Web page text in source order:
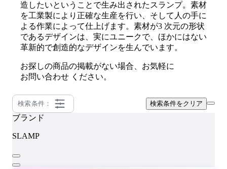
造したいということで生み出されたスランプ。素材
を工業製により正確な生産を行い、そして人の手に
よる作業によって仕上げます。素材が3 次元の形状
であるデザインは、実にユニークで、ほかにはない
革新的で創造的なデザインを生んでいます。
お探しの商品の掲載がない場合、お気軽に
お問い合わせ ください。
検索条件： 検索条件をクリア
ブランド
SLAMP